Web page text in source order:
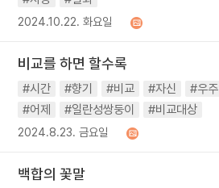
2024.10.22. 화요일
비교를 하면 할수록
#시간 #향기 #비교 #자신 #우주
#어제
#일란성쌍둥이 #비교대상
2024.8.23. 금요일
백합의 꽃말